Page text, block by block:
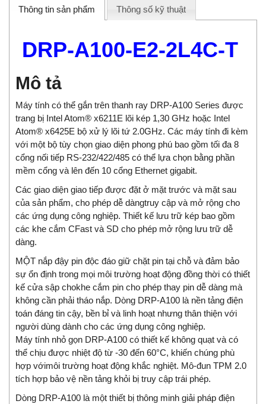
Thông tin sản phẩm Thông số kỹ thuật
DRP-A100-E2-2L4C-T
Mô tả
Máy tính có thể gắn trên thanh ray DRP-A100 Series được
trang bị Intel Atom® x6211E lõi kép 1,30 GHz hoặc Intel
Atom® x6425E bộ xử lý lõi tứ 2.0GHz. Các máy tính đi kèm
với một bộ tùy chọn giao diện phong phú bao gồm tối đa 8
cổng nối tiếp RS-232/422/485 có thể lựa chọn bằng phần
mềm cổng và lên đến 10 cổng Ethernet gigabit.
Các giao diện giao tiếp được đặt ở mặt trước và mặt sau
của sản phẩm, cho phép dễ dàngtruy cập và mở rộng cho
các ứng dụng công nghiệp. Thiết kế lưu trữ kép bao gồm
các khe cắm CFast và SD cho phép mở rộng lưu trữ dễ
dàng.
MỘT nắp đậy pin độc đáo giữ chặt pin tại chỗ và đảm bảo
sự ổn định trong mọi môi trường hoạt động đồng thời có thiết
kế cửa sập chokhe cắm pin cho phép thay pin dễ dàng mà
không cần phải tháo nắp. Dòng DRP-A100 là nền tảng điện
toán đáng tin cậy, bền bỉ và linh hoạt nhưng thân thiện với
người dùng dành cho các ứng dụng công nghiệp.
Máy tính nhỏ gọn DRP-A100 có thiết kế không quạt và có
thể chịu được nhiệt độ từ -30 đến 60°C, khiến chúng phù
hợp vớimôi trường hoạt động khắc nghiệt. Mô-đun TPM 2.0
tích hợp bảo vệ nền tảng khỏi bị truy cập trái phép.
Dòng DRP-A100 là một thiết bị thông minh giải pháp điện